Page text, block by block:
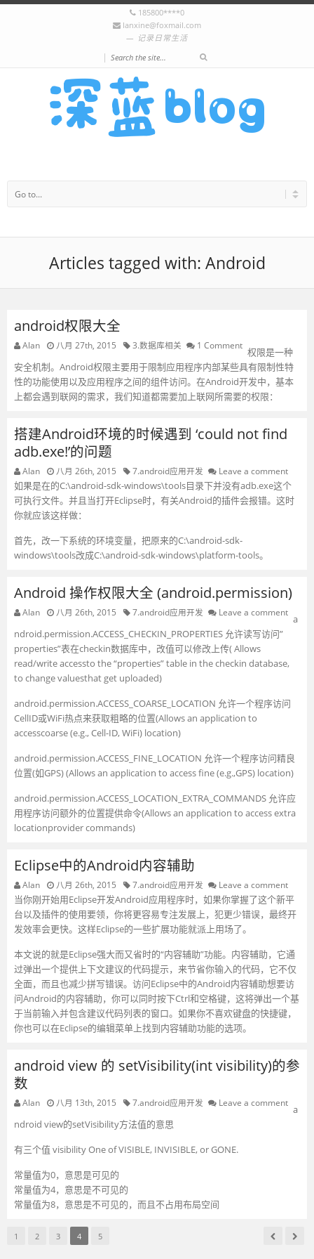
185800****0
lanxine@foxmail.com
记录日常生活
|
Articles tagged with: Android
android权限大全
Alan 八月 27th, 2015 3.数据库相关 1 Comment
权限是一种
安全机制。Android权限主要用于限制应用程序内部某些具有限制性特
性的功能使用以及应用程序之间的组件访问。在Android开发中，基本
上都会遇到联网的需求，我们知道都需要加上联网所需要的权限：
搭建Android环境的时候遇到 ‘could not find
adb.exe!’的问题
Alan 八月 26th, 2015 7.android应用开发 Leave a comment
如果是在的C:\android-sdk-windows\tools目录下并没有adb.exe这个
可执行文件。并且当打开Eclipse时，有关Android的插件会报错。这时
你就应该这样做：
首先，改一下系统的环境变量，把原来的C:\android-sdk-
windows\tools改成C:\android-sdk-windows\platform-tools。
Android 操作权限大全 (android.permission)
Alan 八月 26th, 2015 7.android应用开发 Leave a comment
a
ndroid.permission.ACCESS_CHECKIN_PROPERTIES 允许读写访问”
properties”表在checkin数据库中，改值可以修改上传( Allows
read/write accessto the “properties” table in the checkin database,
to change valuesthat get uploaded)
android.permission.ACCESS_COARSE_LOCATION 允许一个程序访问
CellID或WiFi热点来获取粗略的位置(Allows an application to
accesscoarse (e.g., Cell-ID, WiFi) location)
android.permission.ACCESS_FINE_LOCATION 允许一个程序访问精良
位置(如GPS) (Allows an application to access fine (e.g.,GPS) location)
android.permission.ACCESS_LOCATION_EXTRA_COMMANDS 允许应
用程序访问额外的位置提供命令(Allows an application to access extra
locationprovider commands)
Eclipse中的Android内容辅助
Alan 八月 26th, 2015 7.android应用开发 Leave a comment
当你刚开始用Eclipse开发Android应用程序时，如果你掌握了这个新平
台以及插件的使用要领，你将更容易专注发展上，犯更少错误，最终开
发效率会更快。这样Eclipse的一些扩展功能就派上用场了。
本文说的就是Eclipse强大而又省时的“内容辅助”功能。内容辅助，它通
过弹出一个提供上下文建议的代码提示，来节省你输入的代码，它不仅
全面，而且也减少拼写错误。访问Eclipse中的Android内容辅助想要访
问Android的内容辅助，你可以同时按下Ctrl和空格键，这将弹出一个基
于当前输入并包含建议代码列表的窗口。如果你不喜欢键盘的快捷键，
你也可以在Eclipse的编辑菜单上找到内容辅助功能的选项。
android view 的 setVisibility(int visibility)的参
数
Alan 八月 13th, 2015 7.android应用开发 Leave a comment
a
ndroid view的setVisibility方法值的意思
有三个值 visibility One of VISIBLE, INVISIBLE, or GONE.
常量值为0，意思是可见的
常量值为4，意思是不可见的
常量值为8，意思是不可见的，而且不占用布局空间
1 2 3 4 5